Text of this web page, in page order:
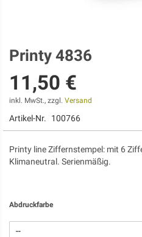
Zum
der
Bildgalerie
springen
Printy 4836
11,50 €
inkl. MwSt., zzgl. Versand
Artikel-Nr. 100766
Printy line Ziffernstempel: mit 6
Klimaneutral. Serienmäßig.
Abdruckfarbe